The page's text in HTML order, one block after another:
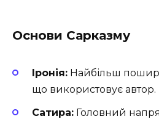
Основи Сарказму
Іронія: Найбільш
що використовує автор.
Сатира: Головний